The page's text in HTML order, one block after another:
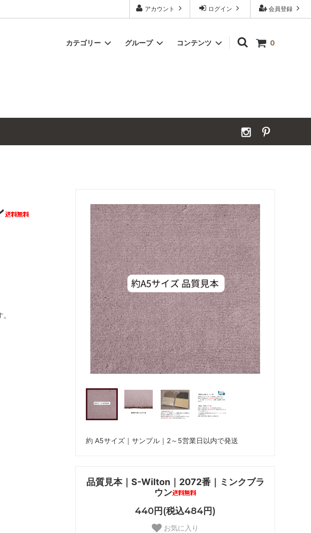
会員登録
ログイン
アカウント
0
カテゴリー グループ コンテンツ
約 A5サイズ｜サンプル｜2～5営業日以内で発送
品質見本｜S-Wilton｜2072番｜ミンクブラ
ウン
440円(税込484円)
お気に入り